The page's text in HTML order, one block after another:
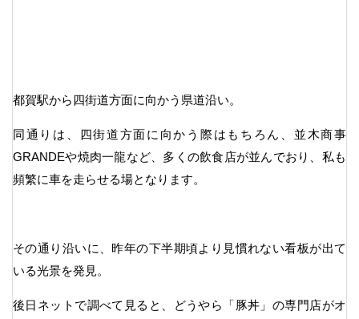
都賀駅から四街道方面に向かう県道沿い。
同通りは、四街道方面に向かう際はもちろん、並木商事
GRANDEや焼肉一龍など、多くの飲食店が並んでおり、私も
頻繁に車を走らせる場となります。
その通り沿いに、昨年の下半期頃より見慣れない看板が出て
いる光景を発見。
後日ネットで調べて見ると、どうやら「豚丼」の専門店がオ